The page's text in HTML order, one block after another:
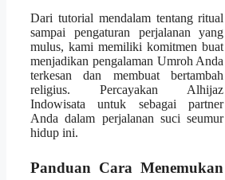
Dari tutorial mendalam tentang ritual
sampai pengaturan perjalanan yang
mulus, kami memiliki komitmen buat
menjadikan pengalaman Umroh Anda
terkesan dan membuat bertambah
religius. Percayakan Alhijaz
Indowisata untuk sebagai partner
Anda dalam perjalanan suci seumur
hidup ini.
Panduan Cara Menemukan